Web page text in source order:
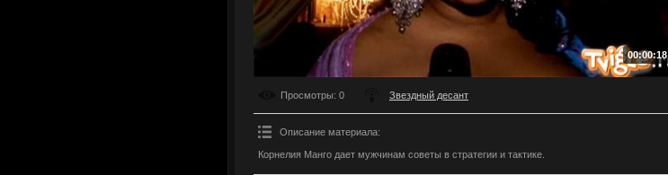
00:00:18
Просмотры: 0 Звездный десант
Описание материала:
Корнелия Манго дает мужчинам советы в стратегии и тактике.